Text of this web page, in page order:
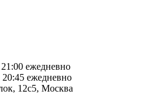
ежедневно
ежедневно
12с5, Москва